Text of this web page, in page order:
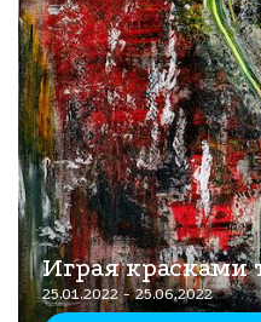
Играя красками
25.01.2022 - 25.06.2022